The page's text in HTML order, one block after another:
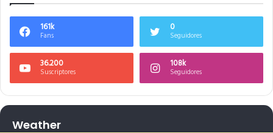
161k
Fans
0
Seguidores
36.200
Suscriptores
108k
Seguidores
Weather